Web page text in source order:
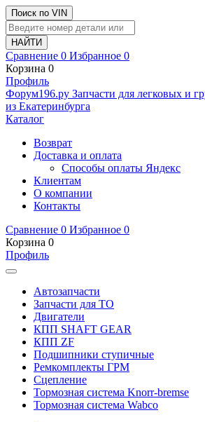
Поиск по VIN
Сравнение 0 Избранное 0
Корзина 0
Профиль
Фoрум196.ру Запчасти для легковых и
из Екатеринбурга
Каталог
Возврат
Доставка и оплата
Способы оплаты Яндекс
Клиентам
О компании
Контакты
Сравнение 0 Избранное 0
Корзина 0
Профиль
Автозапчасти
Запчасти для ТО
Двигатели
КПП SHAFT GEAR
КПП ZF
Подшипники ступичные
Ремкомплекты ГРМ
Сцепление
Тормозная система Knorr-bremse
Тормозная система Wabco